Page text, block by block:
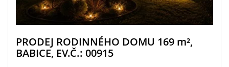
PRODEJ RODINNÉHO DOMU 169 m²,
BABICE, EV.Č.: 00915